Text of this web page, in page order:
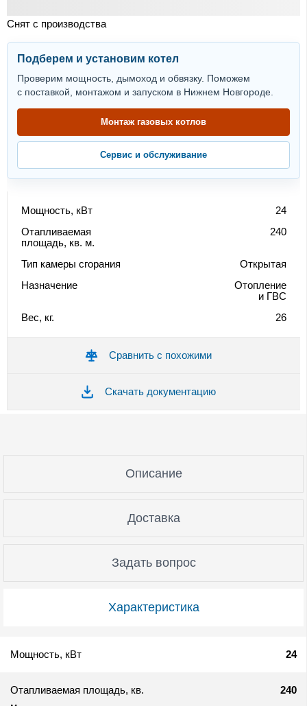
Снят с производства
Подберем и установим котел
Проверим мощность, дымоход и обвязку. Поможем
с поставкой, монтажом и запуском в Нижнем Новгороде.
Монтаж газовых котлов
Сервис и обслуживание
Мощность, кВт
24
Отапливаемая
площадь, кв. м.
240
Тип камеры сгорания
Открытая
Назначение
Отопление
и ГВС
Вес, кг.
26
Сравнить с похожими
Скачать документацию
Характеристика
Описание
Доставка
Задать вопрос
Мощность, кВт 24
Отапливаемая площадь, кв.
240